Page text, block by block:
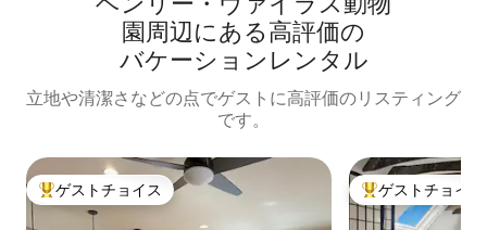
園⁠周⁠辺⁠に⁠あ⁠る高⁠評⁠価⁠の
バ⁠ケ⁠ー⁠シ⁠ョ⁠ン⁠レ⁠ン⁠タ⁠ル
立地や清潔さなどの点でゲストに高評価のリスティング
です。
大好評のゲストチョイスです。
ゲストチョイス 大好評のゲスト
ゲストチョイス